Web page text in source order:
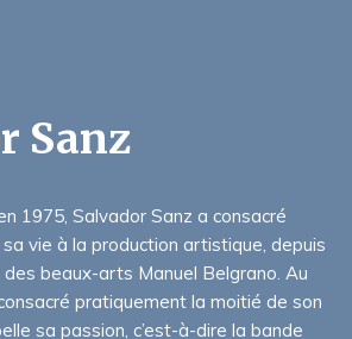
Sanz
1975, Salvador Sanz a consacré
vie à la production artistique, depuis
des beaux-arts Manuel Belgrano. Au
pratiquement la moitié de son
sa passion, c’est-à-dire la bande